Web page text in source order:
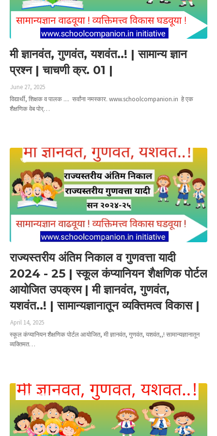
मी ज्ञानवंत, गुणवंत, यशवंत..! | सामान्य ज्ञान
प्रश्न | चाचणी क्र. 01 |
June 27, 2025
विद्यार्थी, शिक्षक व पालक .... सर्वांना नमस्कार. www.schoolcompanion.in हे एक
शैक्षणिक वेब पोर्…
स्कूल कंप्यानियन
राज्यस्तरीय अंतिम निकाल व गुणवत्ता यादी
2024 - 25 | स्कूल कंप्यानियन शैक्षणिक पोर्टल
आयोजित उपक्रम | मी ज्ञानवंत, गुणवंत,
यशवंत..! | सामान्यज्ञानातून व्यक्तिमत्व विकास |
April 14, 2025
स्कूल कंप्यानियन शैक्षणिक पोर्टल आयोजित, मी ज्ञानवंत, गुणवंत, यशवंत,,! सामान्यज्ञानातून
व्यक्तिमत…
मी ज्ञानवंत गुणवंत यशवंत